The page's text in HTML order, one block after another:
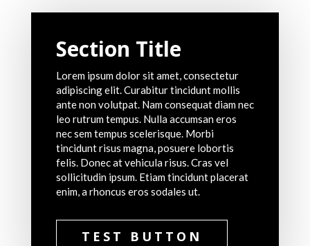
Section Title
Lorem ipsum dolor sit amet, consectetur
adipiscing elit. Curabitur tincidunt mollis
ante non volutpat. Nam consequat diam nec
leo rutrum tempus. Nulla accumsan eros
nec sem tempus scelerisque. Morbi
tincidunt risus magna, posuere lobortis
felis. Donec at vehicula risus. Cras vel
sollicitudin ipsum. Etiam tincidunt placerat
enim, a rhoncus eros sodales ut.
TEST BUTTON